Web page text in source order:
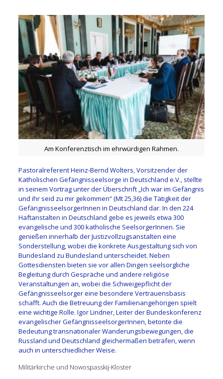
Am Konferenztisch im ehrwürdigen Rahmen.
Pastoralreferent Heinz-Bernd Wolters, Vorsitzender der
Katholischen Gefängnisseelsorge in Deutschland e.V., stellte
in seinem Vortrag unter der Überschrift „Ich war im Gefängnis
und ihr seid zu mir gekommen“ (Mt 25,36) die Tätigkeit der
GefängnisseelsorgerInnen in Deutschland dar. In den 224
Haftanstalten in Deutschland gebe es jeweils etwa 300
evangelische und 300 katholische SeelsorgerInnen. Sie
genießen innerhalb der Justizvollzugsanstalten eine
Sonderstellung, wobei die konkrete Ausgestaltung sich von
Bundesland zu Bundesland unterscheidet. Neben
Gottesdiensten bieten sie vor allen Dingen seelsorgliche
Begleitung durch Gespräche und andere religiöse
Veranstaltungen an, wobei die Schweigepflicht der
Gefängnisseelsorger eine besondere Vertrauensbasis
schafft. Auch die Betreuung der Familienangehörigen spielt
eine wichtige Rolle. Igor Lindner, Leiter der Bundeskonferenz
evangelischer GefängnisseelsorgerInnen, betonte die
Bedeutung transnationaler Wanderungsbewegungen, die
Russland und Deutschland gleichermaßen beträfen, wenn
auch in unterschiedlicher Weise.
Militärkirche und Nowospasskij-Kloster